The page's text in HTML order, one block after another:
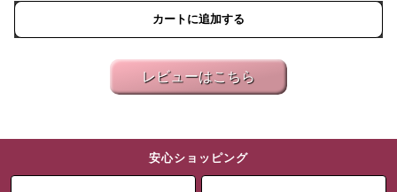
カートに追加する
レビューはこちら
安心ショッピング